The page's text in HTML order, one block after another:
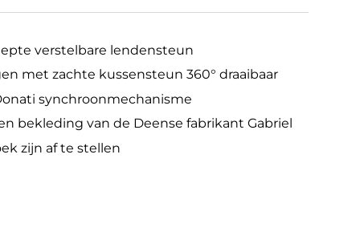
verstelbare lendensteun
met zachte kussensteun 360° draaibaar
synchroonmechanisme
bekleding van de Deense fabrikant Gabriel
zijn af te stellen